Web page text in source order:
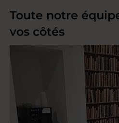
Toute notre
vos côtés